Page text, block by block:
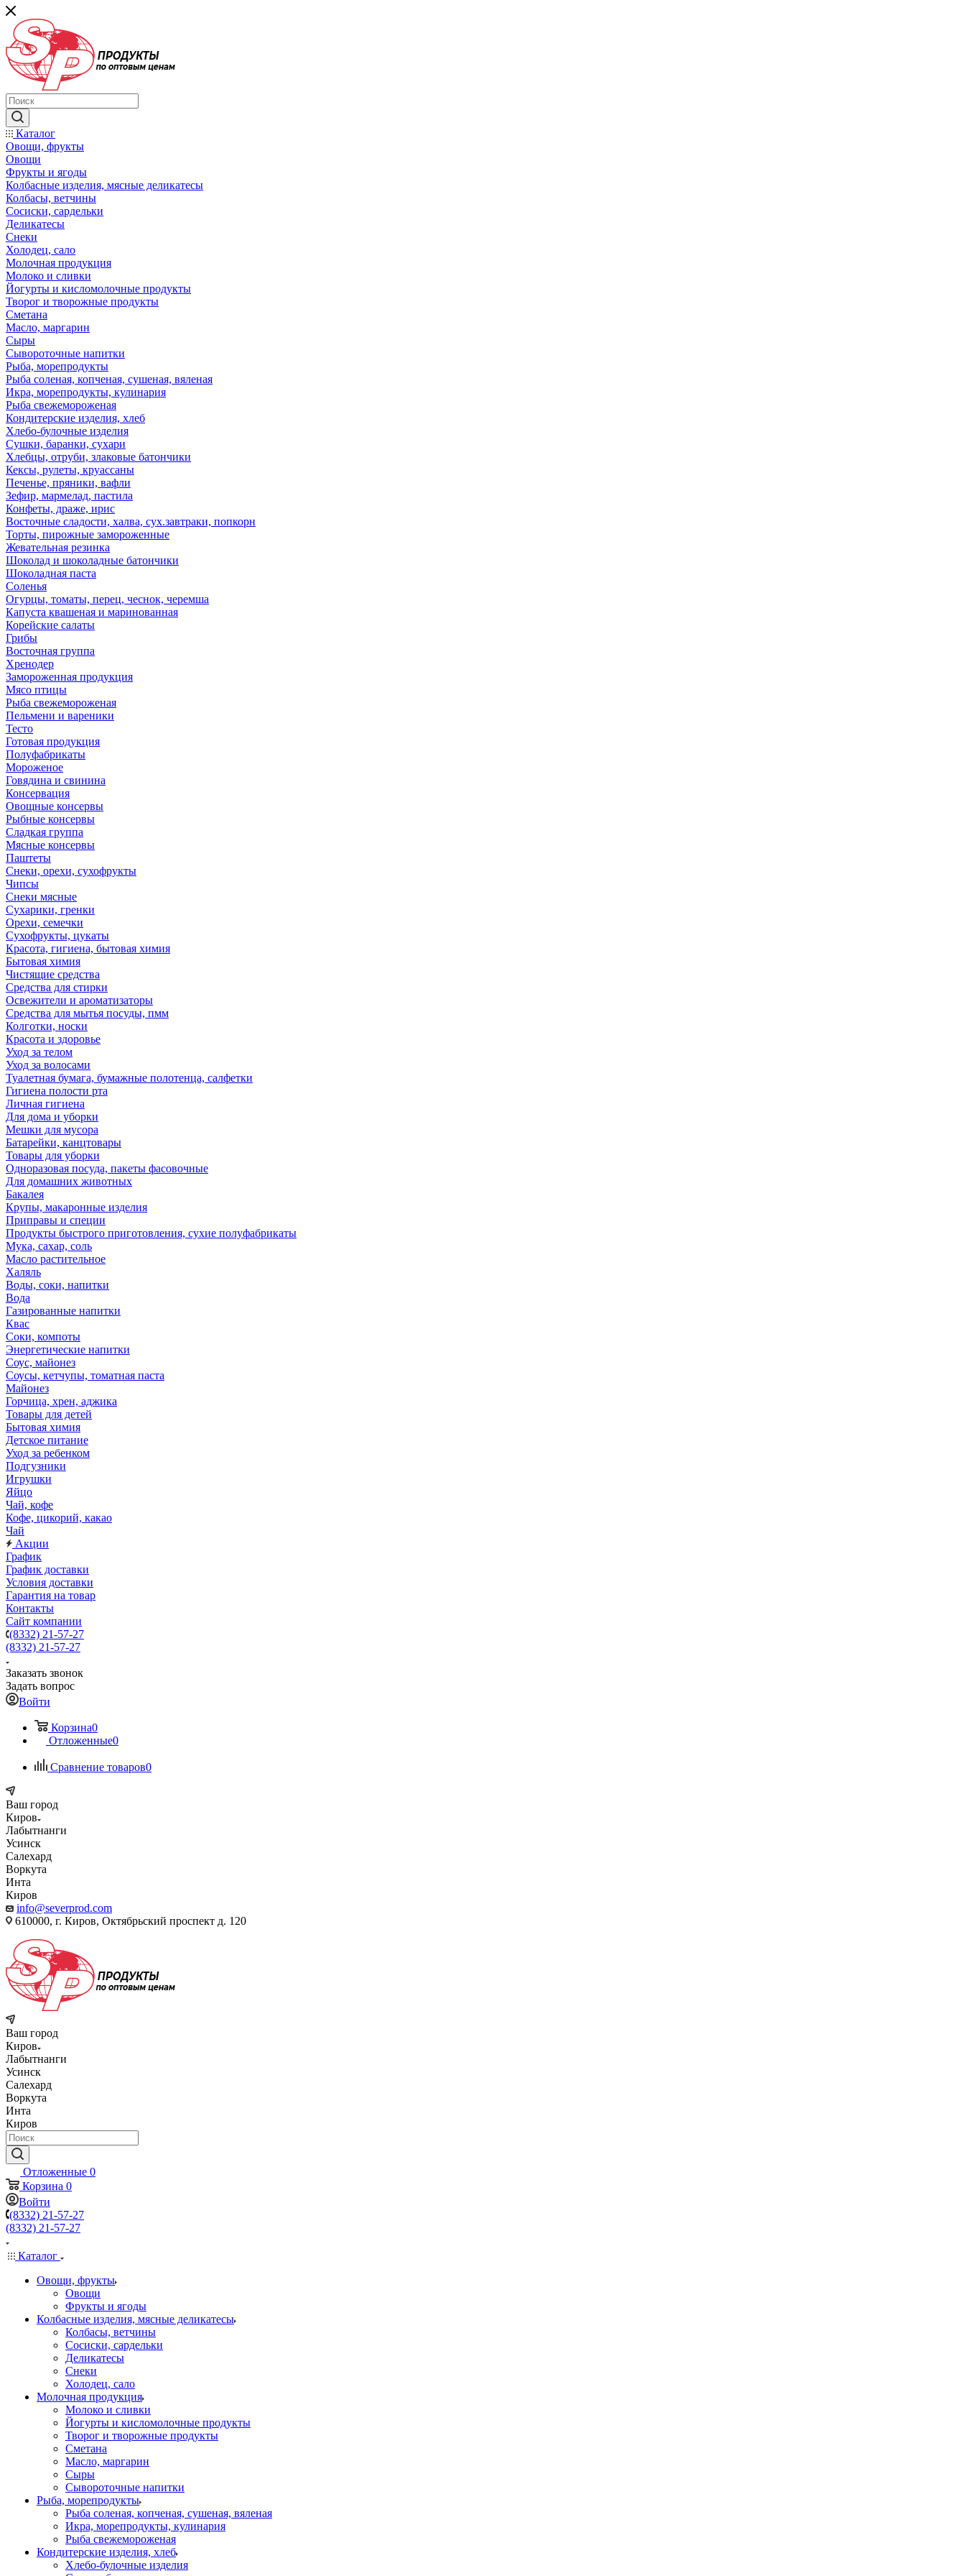
Каталог
Овощи, фрукты
Овощи
Фрукты и ягоды
Колбасные изделия, мясные деликатесы
Колбасы, ветчины
Сосиски, сардельки
Деликатесы
Снеки
Холодец, сало
Молочная продукция
Молоко и сливки
Йогурты и кисломолочные продукты
Творог и творожные продукты
Сметана
Масло, маргарин
Сыры
Сывороточные напитки
Рыба, морепродукты
Рыба соленая, копченая, сушеная, вяленая
Икра, морепродукты, кулинария
Рыба свежемороженая
Кондитерские изделия, хлеб
Хлебо-булочные изделия
Сушки, баранки, сухари
Хлебцы, отруби, злаковые батончики
Кексы, рулеты, круассаны
Печенье, пряники, вафли
Зефир, мармелад, пастила
Конфеты, драже, ирис
Восточные сладости, халва, сух.завтраки, попкорн
Торты, пирожные замороженные
Жевательная резинка
Шоколад и шоколадные батончики
Шоколадная паста
Соленья
Огурцы, томаты, перец, чеснок, черемша
Капуста квашеная и маринованная
Корейские салаты
Грибы
Восточная группа
Хренодер
Замороженная продукция
Мясо птицы
Рыба свежемороженая
Пельмени и вареники
Тесто
Готовая продукция
Полуфабрикаты
Мороженое
Говядина и свинина
Консервация
Овощные консервы
Рыбные консервы
Сладкая группа
Мясные консервы
Паштеты
Снеки, орехи, сухофрукты
Чипсы
Снеки мясные
Сухарики, гренки
Орехи, семечки
Сухофрукты, цукаты
Красота, гигиена, бытовая химия
Бытовая химия
Чистящие средства
Средства для стирки
Освежители и ароматизаторы
Средства для мытья посуды, пмм
Колготки, носки
Красота и здоровье
Уход за телом
Уход за волосами
Туалетная бумага, бумажные полотенца, салфетки
Гигиена полости рта
Личная гигиена
Для дома и уборки
Мешки для мусора
Батарейки, канцтовары
Товары для уборки
Одноразовая посуда, пакеты фасовочные
Для домашних животных
Бакалея
Крупы, макаронные изделия
Приправы и специи
Продукты быстрого приготовления, сухие полуфабрикаты
Мука, сахар, соль
Масло растительное
Халяль
Воды, соки, напитки
Вода
Газированные напитки
Квас
Соки, компоты
Энергетические напитки
Соус, майонез
Соусы, кетчупы, томатная паста
Майонез
Горчица, хрен, аджика
Товары для детей
Бытовая химия
Детское питание
Уход за ребенком
Подгузники
Игрушки
Яйцо
Чай, кофе
Кофе, цикорий, какао
Чай
Акции
График
График доставки
Условия доставки
Гарантия на товар
Контакты
Сайт компании
(8332) 21-57-27
(8332) 21-57-27
Заказать звонок
Задать вопрос
Войти
Корзина0
Отложенные0
Сравнение товаров0
Ваш город
Киров
Лабытнанги
Усинск
Салехард
Воркута
Инта
Киров
info@severprod.com
610000, г. Киров, Октябрьский проспект д. 120
Ваш город
Киров
Лабытнанги
Усинск
Салехард
Воркута
Инта
Киров
Отложенные 0
Корзина 0
Войти
(8332) 21-57-27
(8332) 21-57-27
Каталог
Овощи, фрукты
Овощи
Фрукты и ягоды
Колбасные изделия, мясные деликатесы
Колбасы, ветчины
Сосиски, сардельки
Деликатесы
Снеки
Холодец, сало
Молочная продукция
Молоко и сливки
Йогурты и кисломолочные продукты
Творог и творожные продукты
Сметана
Масло, маргарин
Сыры
Сывороточные напитки
Рыба, морепродукты
Рыба соленая, копченая, сушеная, вяленая
Икра, морепродукты, кулинария
Рыба свежемороженая
Кондитерские изделия, хлеб
Хлебо-булочные изделия